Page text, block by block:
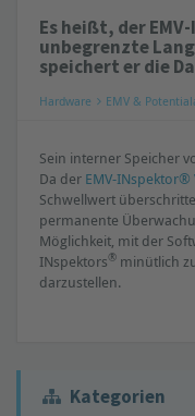
Es heißt, der
unbegrenzte
speichert er die
Hardware EMV &
Sein interner Speicher
Da der EMV-INspektor®
Schwellwert
permanente
Möglichkeit, mit der
INspektors® minütlich
darzustellen.
Kategorien